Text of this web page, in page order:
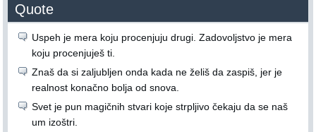
Quote
Uspeh je mera koju procenjuju drugi. Zadovoljstvo je mera
koju procenjuješ ti.
Znaš da si zaljubljen onda kada ne želiš da zaspiš, jer je
realnost konačno bolja od snova.
Svet je pun magičnih stvari koje strpljivo čekaju da se naš
um izoštri.